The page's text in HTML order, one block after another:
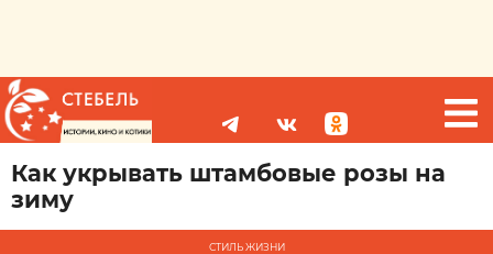
Как укрывать штамбовые розы на
зиму
СТИЛЬ ЖИЗНИ